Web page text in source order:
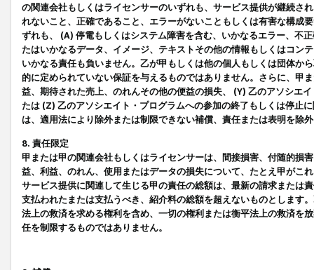
の関連会社もしくはライセンサーのいずれも、サービス提供が継続さ
れないこと、正確であること、エラーがないこともしくは有害な構成
ずれも、 (A) 停電もしくはシステム障害を含む、いかなるエラー、不
たはいかなるデータ、イメージ、テキストその他の情報もしくはコン
いかなる責任も負いません。乙が甲もしくは他の個人もしくは団体か
的に定められていない保証を与えるものではありません。さらに、甲
益、期待された売上、のれんその他の便益の損失、 (Y) 乙のアソシエ
たは (Z) 乙のアソシエイト・プログラムへの参加の終了もしくは停止
は、適用法により除外または制限できない補償、責任または表明を除
8. 責任限定
甲または甲の関連会社もしくはライセンサーは、間接損害、付随的損
益、利益、のれん、使用またはデータの損失について、たとえ甲がこ
サービス提供に関連して生じる甲の責任の総額は、最新の請求または
支払われたまたは支払うべき、紹介料の総額を超えないものとします
法上の救済を求める権利を含め、一切の権利または衡平法上の救済を
任を制限するものではありません。